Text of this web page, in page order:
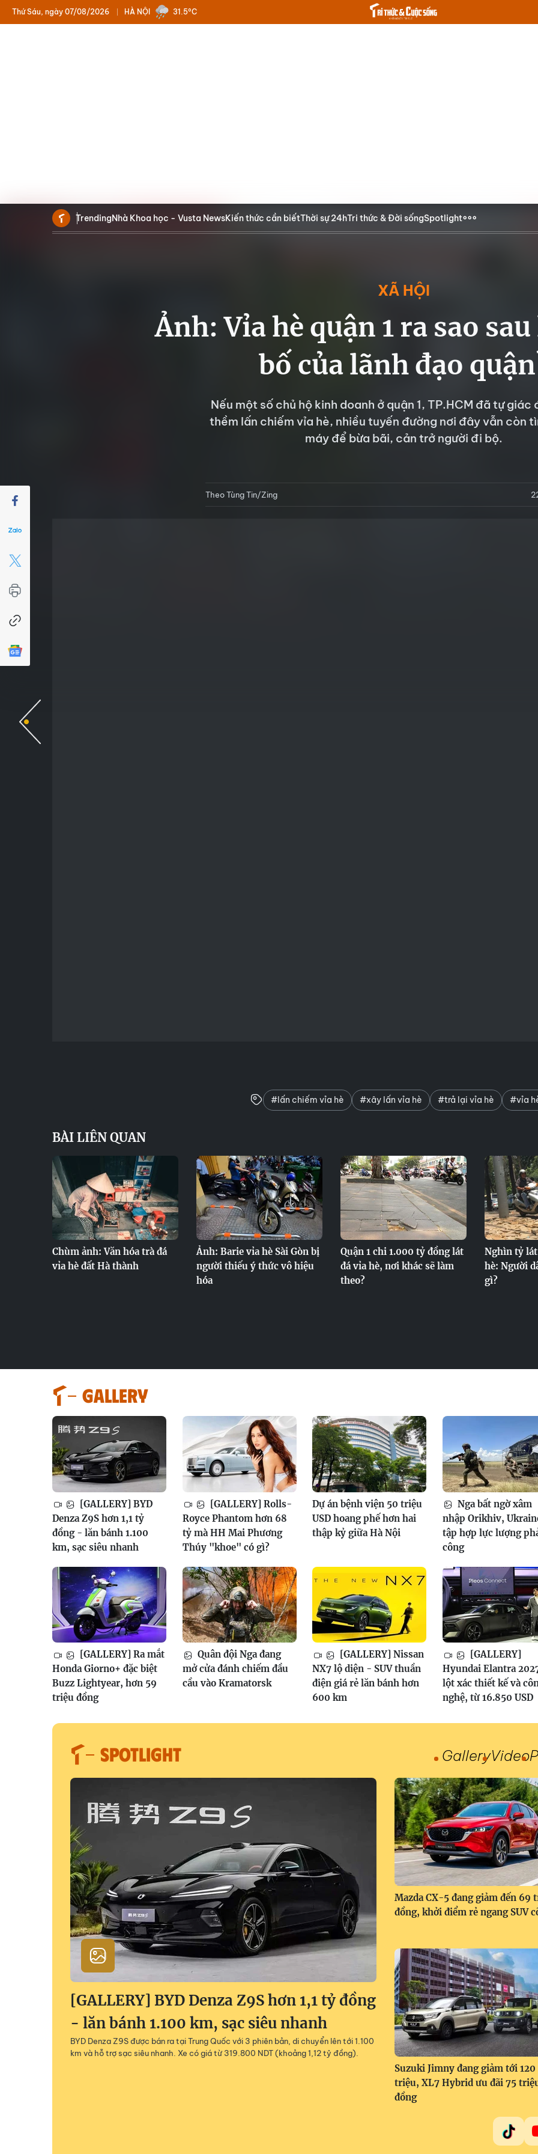
HÀ NỘI
Thứ Sáu, ngày 07/08/2026 31.5°C
TrendingNhà Khoa học - Vusta NewsKiến thức cần biếtThời sự 24hTri thức & Đời sốngSpotlight
XÃ HỘI
Ảnh: Vỉa hè quận 1 ra sao
bố của lãnh đạo
Nếu một số chủ hộ kinh doanh ở quận 1, TP.HCM đã tự giác
thềm lấn chiếm vỉa hè, nhiều tuyến đường nơi đây vẫn còn
máy để bừa bãi, cản trở người đi bộ.
Theo Tùng Tin/Zing
#lấn chiếm vỉa hè #xây lấn vỉa hè #trả lại vỉa hè #vỉa
BÀI LIÊN QUAN
Chùm ảnh: Văn hóa trà đá
vỉa hè đất Hà thành
Ảnh: Barie vỉa hè Sài Gòn bị
người thiếu ý thức vô hiệu
hóa
Quận 1 chi 1.000 tỷ đồng lát
đá vỉa hè, nơi khác sẽ làm
theo?
Nghìn tỷ
hè: Người
gì?
GALLERY
[GALLERY] BYD
Denza Z9S hơn 1,1 tỷ
đồng - lăn bánh 1.100
km, sạc siêu nhanh
[GALLERY] Rolls-
Royce Phantom hơn 68
tỷ mà HH Mai Phương
Thúy "khoe" có gì?
Dự án bệnh viện 50 triệu
USD hoang phế hơn hai
thập kỷ giữa Hà Nội
Nga bất ngờ xâm
nhập Orikhiv,
tập hợp lực lượng
công
[GALLERY] Ra mắt
Honda Giorno+ đặc biệt
Buzz Lightyear, hơn 59
triệu đồng
Quân đội Nga đang
mở cửa đánh chiếm đầu
cầu vào Kramatorsk
[GALLERY] Nissan
NX7 lộ diện - SUV thuần
điện giá rẻ lăn bánh hơn
600 km
[GALLERY]
Hyundai Elantra
lột xác thiết kế và
nghệ, từ 16.850 USD
SPOTLIGHT GalleryVideo
[GALLERY] BYD Denza Z9S hơn 1,1 tỷ đồng
- lăn bánh 1.100 km, sạc siêu nhanh
BYD Denza Z9S được bán ra tại Trung Quốc với 3 phiên bản, di chuyển lên tới 1.100
km và hỗ trợ sạc siêu nhanh. Xe có giá từ 319.800 NDT (khoảng 1,12 tỷ đồng).
Mazda CX-5 đang giảm đến 69
đồng, khởi điểm rẻ ngang SUV
Suzuki Jimny đang giảm tới 120
triệu, XL7 Hybrid ưu đãi 75
đồng